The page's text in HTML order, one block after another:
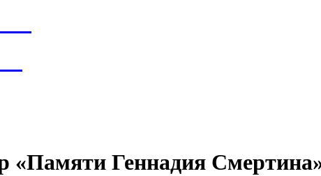
«Памяти Геннадия